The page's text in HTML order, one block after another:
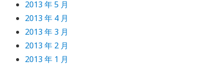
2013 年 5 月
2013 年 4 月
2013 年 3 月
2013 年 2 月
2013 年 1 月